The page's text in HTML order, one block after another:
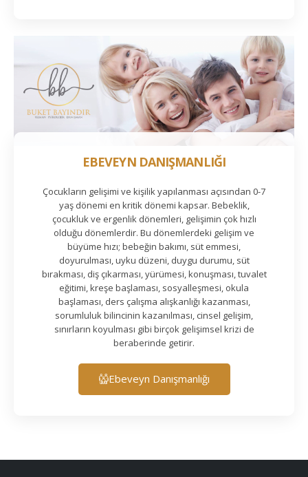
EBEVEYN DANIŞMANLIĞI
Çocukların gelişimi ve kişilik yapılanması açısından 0-7
yaş dönemi en kritik dönemi kapsar. Bebeklik,
çocukluk ve ergenlik dönemleri, gelişimin çok hızlı
olduğu dönemlerdir. Bu dönemlerdeki gelişim ve
büyüme hızı; bebeğin bakımı, süt emmesi,
doyurulması, uyku düzeni, duygu durumu, süt
bırakması, diş çıkarması, yürümesi, konuşması, tuvalet
eğitimi, kreşe başlaması, sosyalleşmesi, okula
başlaması, ders çalışma alışkanlığı kazanması,
sorumluluk bilincinin kazanılması, cinsel gelişim,
sınırların koyulması gibi birçok gelişimsel krizi de
beraberinde getirir.
Ebeveyn Danışmanlığı